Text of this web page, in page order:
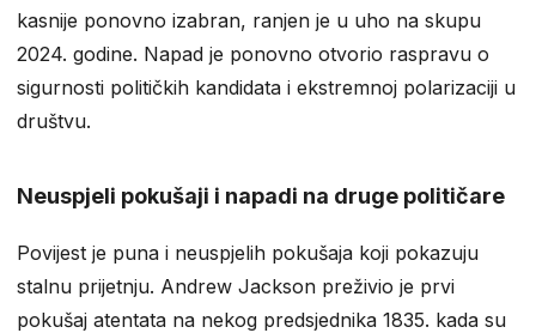
kasnije ponovno izabran, ranjen je u uho na skupu
2024. godine. Napad je ponovno otvorio raspravu o
sigurnosti političkih kandidata i ekstremnoj polarizaciji u
društvu.
Neuspjeli pokušaji i napadi na druge političare
Povijest je puna i neuspjelih pokušaja koji pokazuju
stalnu prijetnju. Andrew Jackson preživio je prvi
pokušaj atentata na nekog predsjednika 1835. kada su